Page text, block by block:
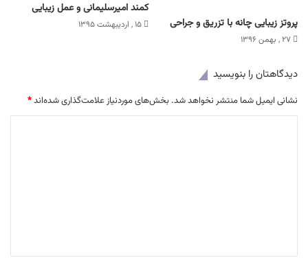
پروتز زیبایی چانه با تزریق و جراحی
۲۷ , بهمن ۱۳۹۶
کمند امیرسلیمانی و عمل زیبایی
۱۵ , اردیبهشت ۱۳۹۵
دیدگاهتان را بنویسید
نشانی ایمیل شما منتشر نخواهد شد. بخش‌های موردنیاز علامت‌گذاری شده‌اند*